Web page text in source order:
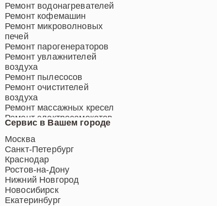
Сервис в Вашем городе
Москва
Санкт-Петербург
Краснодар
Ростов-на-Дону
Нижний Новгород
Новосибирск
Екатеринбург
Ремонт водонагревателей
Ремонт кофемашин
Ремонт микроволновых
печей
Ремонт парогенераторов
Ремонт увлажнителей
воздуха
Ремонт пылесосов
Ремонт очистителей
воздуха
Ремонт массажных кресел
Ремонт электросамокатов
Ремонт индукционных плит
Ремонт роботов-пылесосов
Ремонт гладильных систем
Ремонт отпаривателей
Ремонт вертикальных
пылесосов